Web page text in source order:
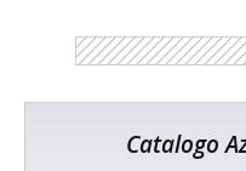
Catalogo